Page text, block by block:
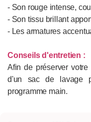
- Son rouge intense,
- Son tissu brillant
- Les armatures
Conseils d'entretien :
Afin de préserver
d'un sac de lavage
programme main.